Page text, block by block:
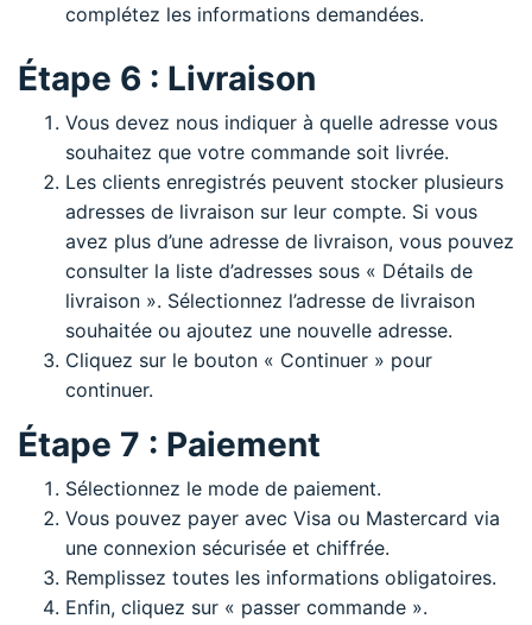
complétez les informations demandées.
Étape 6 : Livraison
Vous devez nous indiquer à quelle adresse vous
souhaitez que votre commande soit livrée.
Les clients enregistrés peuvent stocker plusieurs
adresses de livraison sur leur compte. Si vous
avez plus d’une adresse de livraison, vous pouvez
consulter la liste d’adresses sous « Détails de
livraison ». Sélectionnez l’adresse de livraison
souhaitée ou ajoutez une nouvelle adresse.
Cliquez sur le bouton « Continuer » pour
continuer.
Étape 7 : Paiement
Sélectionnez le mode de paiement.
Vous pouvez payer avec Visa ou Mastercard via
une connexion sécurisée et chiffrée.
Remplissez toutes les informations obligatoires.
Enfin, cliquez sur « passer commande ».